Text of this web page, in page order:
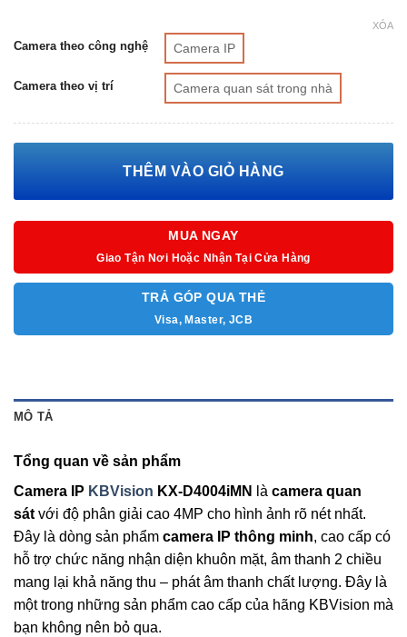
Camera theo công nghệ Camera IP
Camera theo vị trí Camera quan sát trong nhà
XÓA
THÊM VÀO GIỎ HÀNG
MUA NGAY
Giao Tận Nơi Hoặc Nhận Tại Cửa Hàng
TRẢ GÓP QUA THẺ
Visa, Master, JCB
MÔ TẢ
Tổng quan về sản phẩm
Camera IP KBVision KX-D4004iMN là camera quan
sátvới độ phân giải cao 4MP cho hình ảnh rõ nét nhất.
Đây là dòng sản phẩm camera IP thông minh, cao cấp có
hỗ trợ chức năng nhận diện khuôn mặt, âm thanh 2 chiều
mang lại khả năng thu – phát âm thanh chất lượng. Đây là
một trong những sản phẩm cao cấp của hãng KBVision mà
bạn không nên bỏ qua.